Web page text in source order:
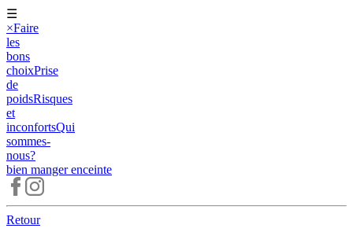
☰
×Faire
les
bons
choixPrise
de
poidsRisques
et
inconfortsQui
sommes-
nous?
bien manger enceinte
Retour